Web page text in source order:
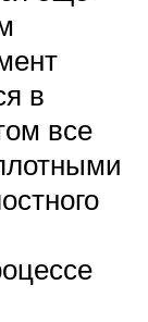
в
все